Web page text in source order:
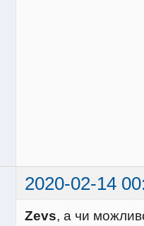
2020-02-14
Zevs, а чи